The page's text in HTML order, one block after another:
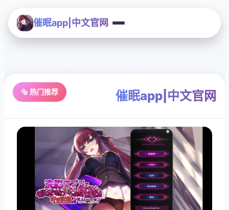
催眠app|中文官网
🔩 热门推荐 催眠app|中文官网